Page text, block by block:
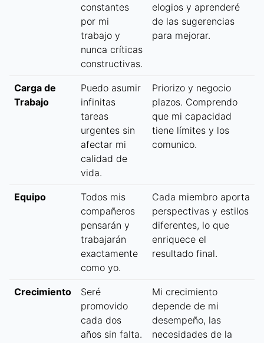
constantes
por mi
trabajo y
nunca críticas
constructivas.
elogios y aprenderé
de las sugerencias
para mejorar.
Carga de
Trabajo
Puedo asumir
infinitas
tareas
urgentes sin
afectar mi
calidad de
vida.
Priorizo y negocio
plazos. Comprendo
que mi capacidad
tiene límites y los
comunico.
Equipo
Todos mis
compañeros
pensarán y
trabajarán
exactamente
como yo.
Cada miembro aporta
perspectivas y estilos
diferentes, lo que
enriquece el
resultado final.
Crecimiento
Seré
promovido
cada dos
años sin falta.
Mi crecimiento
depende de mi
desempeño, las
necesidades de la